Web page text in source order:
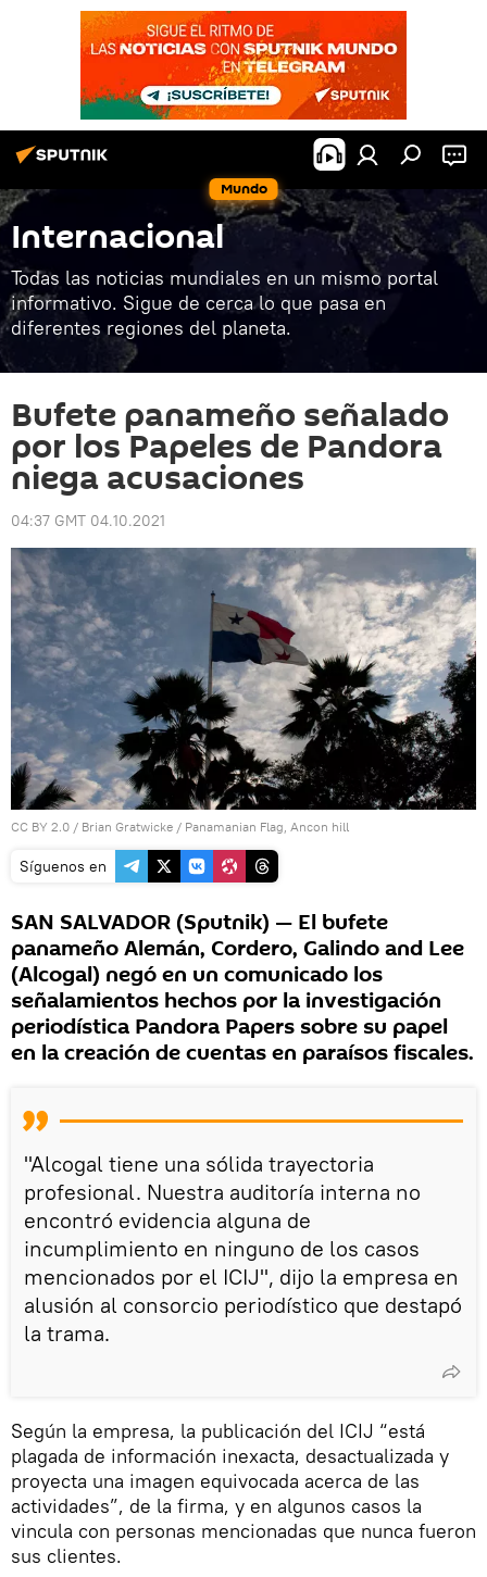
Mundo
Internacional
Todas las noticias mundiales en un mismo portal
informativo. Sigue de cerca lo que pasa en
diferentes regiones del planeta.
Bufete panameño señalado
por los Papeles de Pandora
niega acusaciones
04:37 GMT 04.10.2021
CC BY 2.0 / Brian Gratwicke / Panamanian Flag, Ancon hill
Síguenos en
SAN SALVADOR (Sputnik) — El bufete
panameño Alemán, Cordero, Galindo and Lee
(Alcogal) negó en un comunicado los
señalamientos hechos por la investigación
periodística Pandora Papers sobre su papel
en la creación de cuentas en paraísos fiscales.
"Alcogal tiene una sólida trayectoria
profesional. Nuestra auditoría interna no
encontró evidencia alguna de
incumplimiento en ninguno de los casos
mencionados por el ICIJ", dijo la empresa en
alusión al consorcio periodístico que destapó
la trama.
Según la empresa, la publicación del ICIJ “está
plagada de información inexacta, desactualizada y
proyecta una imagen equivocada acerca de las
actividades”, de la firma, y en algunos casos la
vincula con personas mencionadas que nunca fueron
sus clientes.